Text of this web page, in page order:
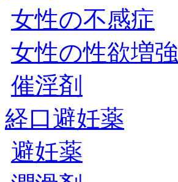
女性の不感症
女性の性欲増強
催淫剤
経口避妊薬
避妊薬